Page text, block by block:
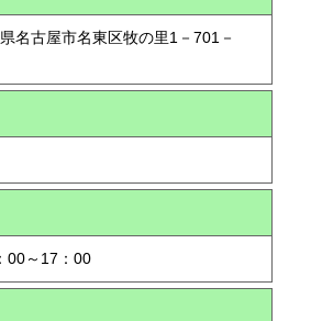
名古屋市名東区牧の里1－701－
00～17：00